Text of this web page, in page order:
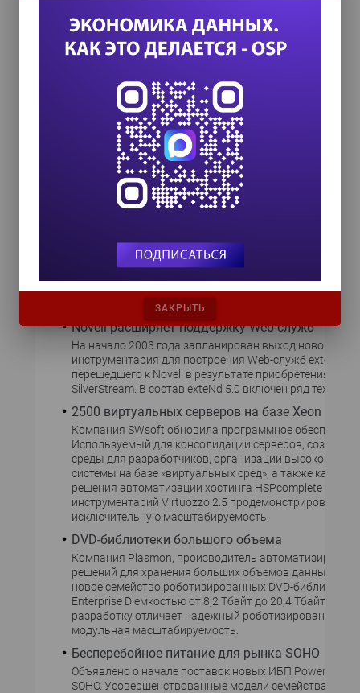
«Мобильная» векторная графика
Компания KDDI провела демонстрацию сотового
браузером, поддерживающим спецификацию
графики Mobile SVG. В основе спецификации - язык
XML схему для описания
Анализатор расскажет нам, откуда вы
Компанией Summary.Net выпущен анализатор
серверов Summary 2.3. Система позволяет, в
получить отчет о распределении посетителей сайта
страна определяется по IP-адресу с использованием
включенной в комплект поставки базы данных GeoIP
MaxMind.
NEC с декабря начнет поставки суперкомпьютера
производительность одного узла системы составит
выпущенным в октябре прошлого года. Всего
содержать до 64 узлов.
Novell расширяет поддержку Web-служб
На начало 2003 года запланирован выход новой
инструментария для построения Web-служб exteNd,
перешедшего к Novell в результате приобретения ею
SilverStream. В состав exteNd 5.0 включен ряд
2500 виртуальных серверов на базе Xeon
Компания SWsoft обновила программное
Используемый для консолидации серверов, создания
среды для разработчиков, организации
системы на базе «виртуальных сред», а также как
решения автоматизации хостинга HSPcomplete 2.0,
инструментарий Virtuozzo 2.5 продемонстрировал
исключительную масштабируемость.
DVD-библиотеки большого объема
Компания Plasmon, производитель
решений для хранения больших объемов данных,
новое семейство роботизированных DVD-библиотек
Enterprise D емкостью от 8,2 Тбайт до 20,4 Тбайт.
разработку отличает надежный роботизированный
модульная масштабируемость.
Бесперебойное питание для рынка SOHO
Объявлено о начале поставок новых ИБП Powerware
SOHO. Усовершенствованные модели семейства
ЗАКРЫТЬ